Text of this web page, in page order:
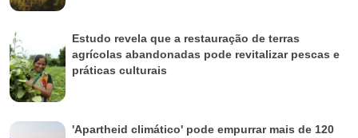
Estudo revela que a restauração de terras
agrícolas abandonadas pode revitalizar pescas e
práticas culturais
'Apartheid climático' pode empurrar mais de 120